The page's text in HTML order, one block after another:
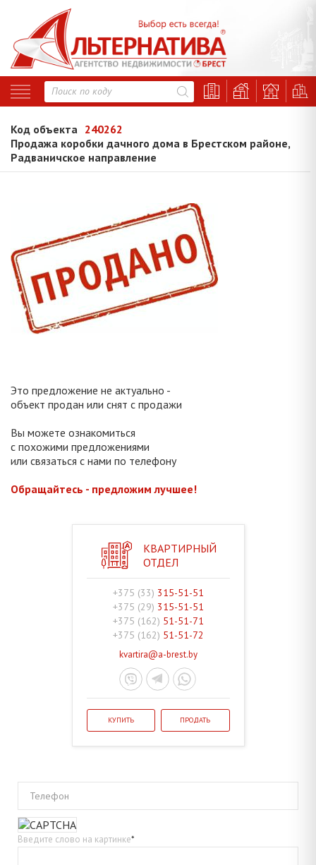
Код объекта 240262
Продажа коробки дачного дома в Брестском районе,
Радваничское направление
Это предложение не актуально -
объект продан или снят с продажи
Вы можете ознакомиться
с похожими предложениями
или связаться с нами по телефону
Обращайтесь - предложим лучшее!
КВАРТИРНЫЙ
ОТДЕЛ
+375 (33) 315-51-51
+375 (29) 315-51-51
+375 (162) 51-51-71
+375 (162) 51-51-72
kvartira@a-brest.by
КУПИТЬ ПРОДАТЬ
Телефон
Введите слово на картинке*